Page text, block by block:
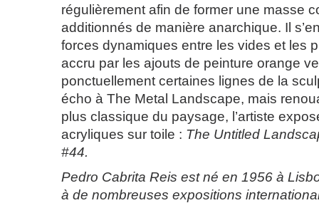
régulièrement afin de former une masse
additionnés de manière anarchique. Il
forces dynamiques entre les vides et les
accru par les ajouts de peinture orange
ponctuellement certaines lignes de la
écho à The Metal Landscape, mais
plus classique du paysage, l’artiste
acryliques sur toile : The Untitled
#44.
Pedro Cabrita Reis est né en 1956 à
à de nombreuses expositions